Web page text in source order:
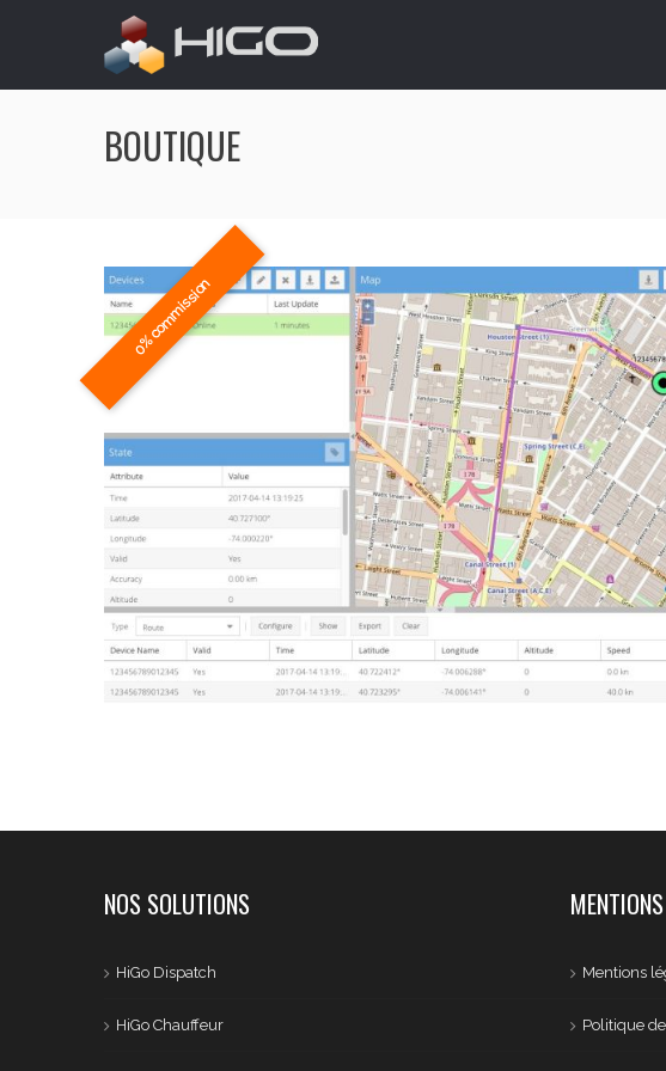
BOUTIQUE
0% commission
NOS SOLUTIONS
HiGo Dispatch
HiGo Chauffeur
Mentions
Politique